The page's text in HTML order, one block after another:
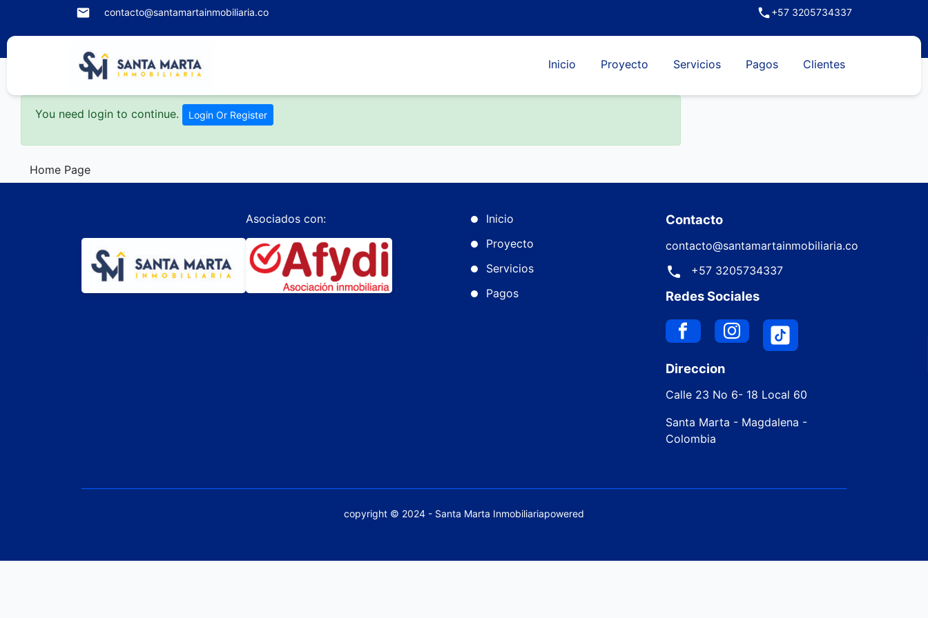
contacto@santamartainmobiliaria.co +57 3205734337
Inicio Proyecto Servicios Pagos Clientes
You need login to continue. Login Or Register
Home Page
Asociados con:
Inicio
Proyecto
Servicios
Pagos
Contacto
contacto@santamartainmobiliaria.co
+57 3205734337
Redes Sociales
Direccion
Calle 23 No 6- 18 Local 60
Santa Marta - Magdalena -
Colombia
copyright © 2024 - Santa Marta Inmobiliariapowered